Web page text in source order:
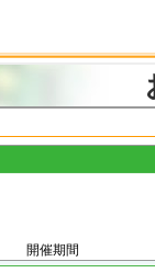
開催期間